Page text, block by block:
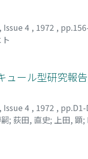
, Issue 4 , 1972 ,
ュール型研究報
, Issue 4 , 1972 , pp.D1-
; 荻田, 直史; 上田, 顕;